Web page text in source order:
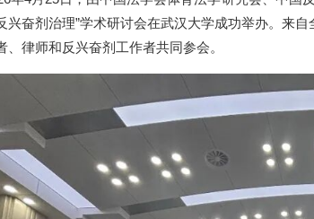
兴奋剂治理”学术研讨会在武汉大学成功举办。来
、律师和反兴奋剂工作者共同参会。